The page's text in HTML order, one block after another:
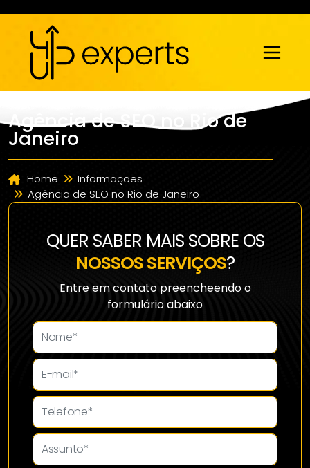
Agência de SEO no Rio de
Janeiro
Home
Informações
Agência de SEO no Rio de Janeiro
QUER SABER MAIS SOBRE OS
NOSSOS SERVIÇOS?
Entre em contato preencheendo o
formulário abaixo